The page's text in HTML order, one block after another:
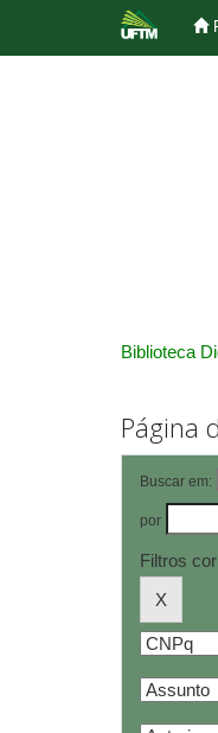
Biblioteca
Página
Buscar em:
por
Filtros